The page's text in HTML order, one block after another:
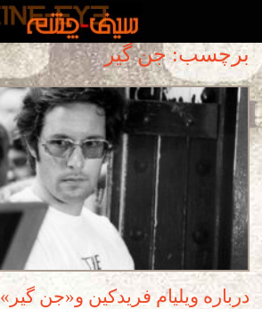
برچسب: جن گیر
درباره ویلیام فریدکین و«جن گیر»